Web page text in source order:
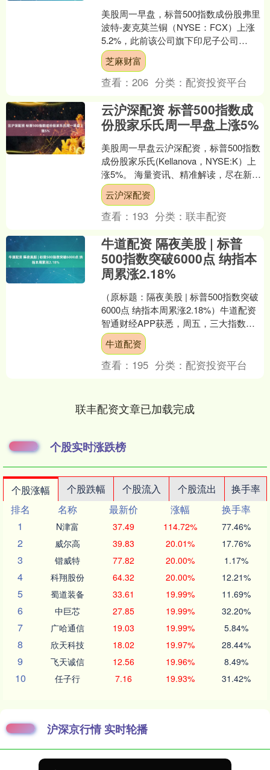
美股周一早盘，标普500指数成份股弗里
波特-麦克莫兰铜（NYSE：FCX）上涨
5.2%，此前该公司旗下印尼子公司
Grasberg矿山此前发生的泥石流事故再
度发酵....
芝麻财富
查看：206 分类： 配资投资平台
云沪深配资 标普500指数成
份股家乐氏周一早盘上涨5%
美股周一早盘云沪深配资，标普500指数
成份股家乐氏(Kellanova，NYSE:K）上
涨5%。 海量资讯、精准解读，尽在新浪
财经APP 责任编辑：张俊 SF0....
云沪深配资
查看： 193 分类：联丰配资
牛道配资 隔夜美股 | 标普
500指数突破6000点 纳指本
周累涨2.18%
（原标题：隔夜美股 | 标普500指数突破
6000点 纳指本周累涨2.18%）牛道配资
智通财经APP获悉，周五，三大指数上
涨，今日公布的美国5月非农就业数据
超....
牛道配资
查看： 195 分类： 配资投资平台
联丰配资文章已加载完成
个股实时涨跌榜
个股涨幅 个股跌幅 个股流入 个股流出
换手率
排名
名称 最新价 涨幅
换手率
1
N津富 37.49 114.72% 77.46%
2 威尔高 39.83 20.01% 17.76%
3 锴威特 77.82 20.00% 1.17%
4 科翔股份 64.32 20.00% 12.21%
5 蜀道装备 33.61 19.99% 11.69%
6 中巨芯 27.85 19.99% 32.20%
7 广哈通信 19.03 19.99% 5.84%
8 欣天科技 18.02 19.97% 28.44%
9 飞天诚信 12.56 19.96% 8.49%
10 任子行 7.16 19.93% 31.42%
沪深京行情 实时轮播